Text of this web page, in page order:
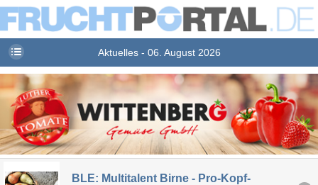
Aktuelles - 06. August 2026
BLE: Multitalent Birne - Pro-Kopf-